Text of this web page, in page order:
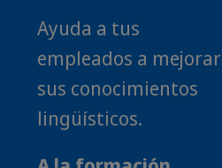
Ayuda a tus
empleados a mejorar
sus conocimientos
lingüísticos.